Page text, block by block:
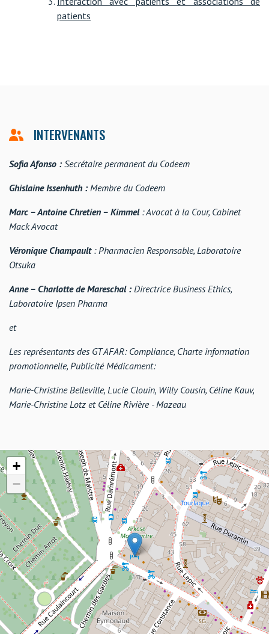
patients
INTERVENANTS
Sofia Afonso :Secrétaire permanent du Codeem
Ghislaine Issenhuth : Membre du Codeem
Marc – Antoine Chretien – Kimmel: Avocat à la Cour, Cabinet
Mack Avocat
Véronique Champault: Pharmacien Responsable, Laboratoire
Otsuka
Anne – Charlotte de Mareschal : Directrice Business Ethics,
Laboratoire Ipsen Pharma
et
Les représentants des GT AFAR: Compliance, Charte information
promotionnelle, Publicité Médicament:
Marie-Christine Belleville, Lucie Clouin, Willy Cousin, Céline Kauv,
Marie-Christine Lotz et Céline Rivière - Mazeau
+
−